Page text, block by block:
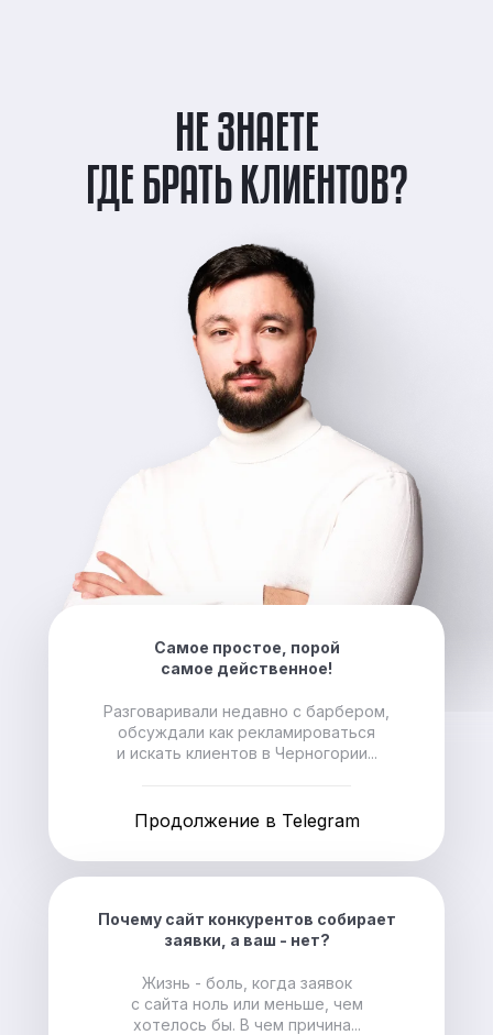
ГДЕ БРАТЬ КЛИЕНТОВ?
НЕ ЗНАЕТЕ
Самое простое, порой
самое действенное!
Разговаривали недавно с барбером,
обсуждали как рекламироваться
и искать клиентов в Черногории...
Продолжение в Telegram
Почему сайт конкурентов собирает
заявки, а ваш - нет?
Жизнь - боль, когда заявок
с сайта ноль или меньше, чем
хотелось бы. В чем причина...